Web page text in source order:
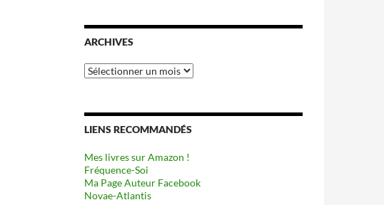
ARCHIVES
Archives
LIENS RECOMMANDÉS
Mes livres sur Amazon !
Fréquence-Soi
Ma Page Auteur Facebook
Novae-Atlantis